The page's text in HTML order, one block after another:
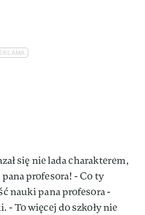
się nie lada charakterem,
profesora! - Co ty
nauki pana profesora -
- To więcej do szkoły nie